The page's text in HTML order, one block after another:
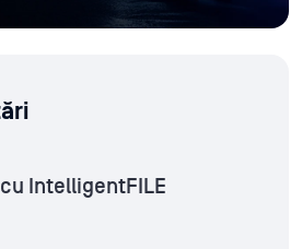
IntelligentFILE